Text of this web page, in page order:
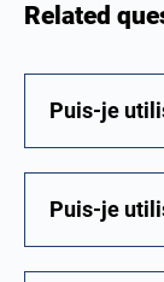
Related
Puis-je
Puis-je